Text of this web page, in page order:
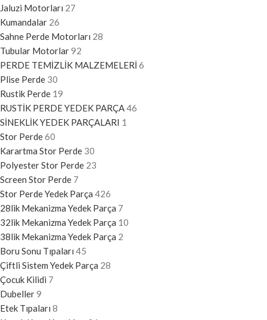
Jaluzi Motorları 27
Kumandalar 26
Sahne Perde Motorları 28
Tubular Motorlar92
PERDE TEMİZLİK MALZEMELERİ 6
Plise Perde 30
Rustik Perde 19
RUSTİK PERDE YEDEK PARÇA46
SİNEKLİK YEDEK PARÇALARI 1
Stor Perde60
Karartma Stor Perde 30
Polyester Stor Perde 23
Screen Stor Perde 7
Stor Perde Yedek Parça 426
28lik Mekanizma Yedek Parça 7
32lik Mekanizma Yedek Parça 10
38lik Mekanizma Yedek Parça 2
Boru Sonu Tıpaları 45
Çiftli Sistem Yedek Parça 28
Çocuk Kilidi 7
Dubeller9
Etek Tıpaları 8